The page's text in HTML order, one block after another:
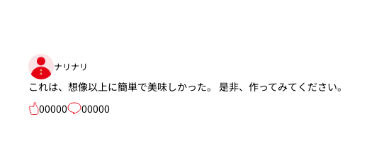
ナリナリ
これは、想像以上に簡単で美味しかった。 是非、作ってみてください。
00000
00000